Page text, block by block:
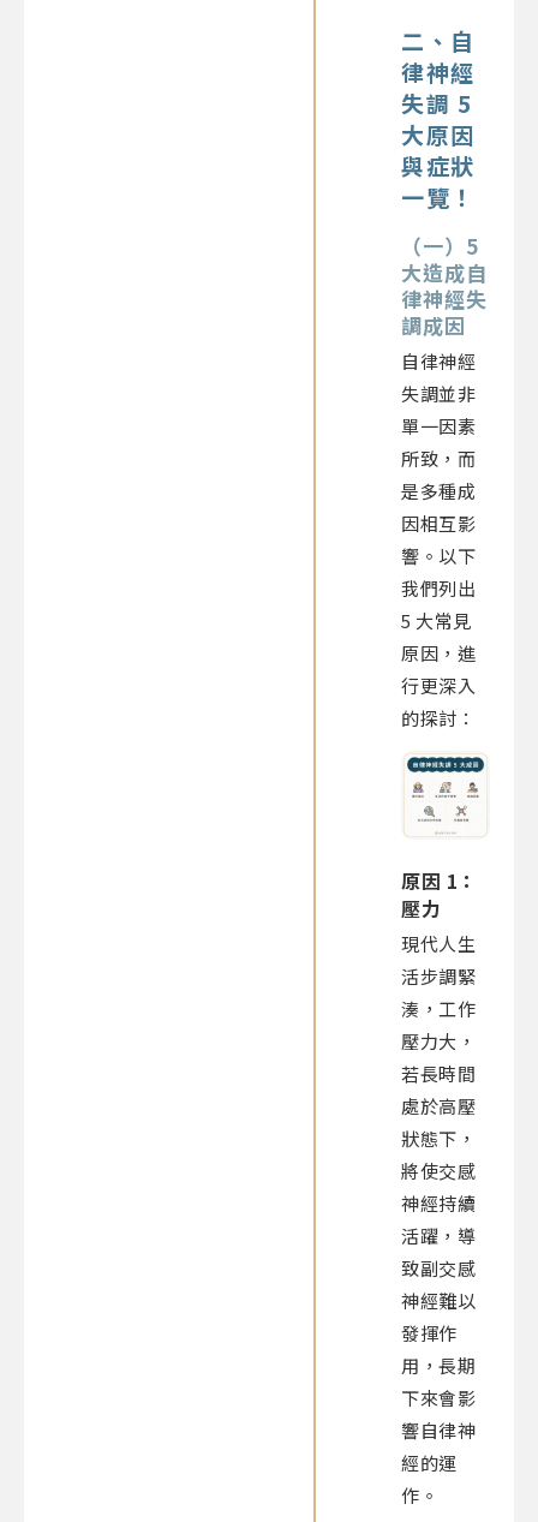
二、自
律神經
失調 5
大原因
與症狀
一覽！
（一）5
大造成自
律神經失
調成因
自律神經
失調並非
單一因素
所致，而
是多種成
因相互影
響。以下
我們列出
5 大常見
原因，進
行更深入
的探討：
原因 1：
壓力
現代人生
活步調緊
湊，工作
壓力大，
若長時間
處於高壓
狀態下，
將使交感
神經持續
活躍，導
致副交感
神經難以
發揮作
用，長期
下來會影
響自律神
經的運
作。